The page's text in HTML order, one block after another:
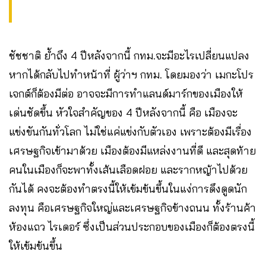
ชัชชาติ ย้ำถึง 4 ปีหลังจากนี้ กทม.จะมีอะไรเปลี่ยนแปลง
หากได้กลับไปทำหน้าที่ ผู้ว่าฯ กทม. โดยมองว่า เมกะโปร
เจกต์ก็ต้องมีต่อ อาจจะมีการทำแลนด์มาร์กของเมืองให้
เด่นชัดขึ้น หัวใจสำคัญของ 4 ปีหลังจากนี้ คือ เมืองจะ
แข่งขันกันทั่วโลก ไม่ใช่แค่แข่งกับตัวเอง เพราะต้องมีเรื่อง
เศรษฐกิจเข้ามาด้วย เมืองต้องมีแหล่งงานที่ดี และสุดท้าย
คนในเมืองก็จะพาทั้งเส้นเลือดฝอย และรากหญ้าไปด้วย
กันได้ คงจะต้องทำตรงนี้ให้เข้มข้นขึ้นในแง่การดึงดูดนัก
ลงทุน คือเศรษฐกิจใหญ่และเศรษฐกิจข้างถนน ทั้งร้านค้า
ห้องแถว ไรเดอร์ ซึ่งเป็นส่วนประกอบของเมืองก็ต้องตรงนี้
ให้เข้มข้นขึ้น